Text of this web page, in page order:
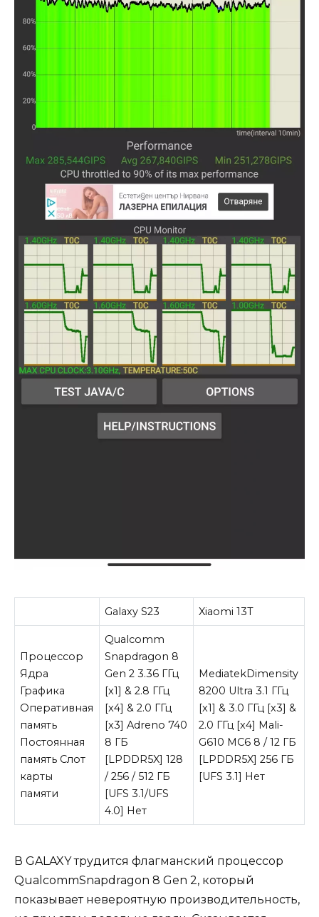
Galaxy S23 Xiaomi 13T
Процессор
Ядра
Графика
Оперативная
память
Постоянная
память Слот
карты
памяти
Qualcomm
Snapdragon 8
Gen 2 3.36 ГГц
[x1] & 2.8 ГГц
[x4] & 2.0 ГГц
[x3] Adreno 740
8 ГБ
[LPDDR5X] 128
/ 256 / 512 ГБ
[UFS 3.1/UFS
4.0] Нет
MediatekDimensity
8200 Ultra 3.1 ГГц
[x1] & 3.0 ГГц [x3] &
2.0 ГГц [x4] Mali-
G610 MC6 8 / 12 ГБ
[LPDDR5X] 256 ГБ
[UFS 3.1] Нет
В GALAXY трудится флагманский процессор
QualcommSnapdragon 8 Gen 2, который
показывает невероятную производительность,